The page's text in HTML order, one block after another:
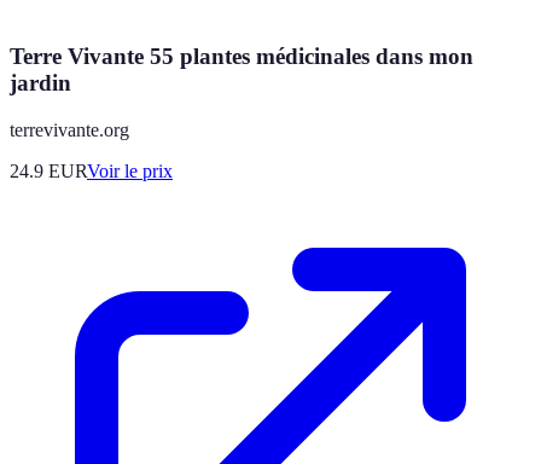
Terre Vivante 55 plantes médicinales dans mon
jardin
terrevivante.org
24.9 EURVoir le prix